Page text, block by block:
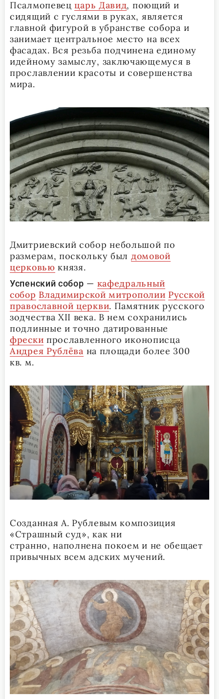
Псалмопевеццарь Давид, поющий и
сидящий с гуслями в руках, является
главной фигурой в убранстве собора и
занимает центральное место на всех
фасадах. Вся резьба подчинена единому
идейному замыслу, заключающемуся в
прославлении красоты и совершенства
мира.
Дмитриевский собор небольшой по
размерам, поскольку был домовой
церковью князя.
Успенский собор — кафедральный
собор Владимирской митрополии Русской
православной церкви. Памятник русского
зодчества XII века. В нем сохранились
подлинные и точно датированные
фрески прославленного иконописца
Андрея Рублёва на площади более 300
кв. м.
Созданная А. Рублевым композиция
«Страшный суд», как ни
странно, наполнена покоем и не обещает
привычных всем адских мучений.